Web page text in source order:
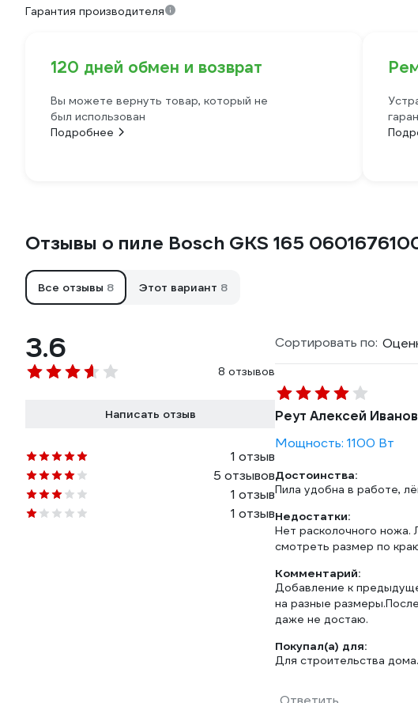
Гарантия производителя
120 дней обмен и возврат
Вы можете вернуть товар, который не
был использован
Подробнее
Отзывы о пиле Bosch GKS 165
Все отзывы 8 Этот вариант 8
3.6
8 отзывов
Написать отзыв
1 отзыв
5 отзывов
1 отзыв
1 отзыв
Сортировать по:
Реут Алексей
Мощность: 1100 Вт
Достоинства:
Пила удобна в работе,
Недостатки:
Нет расколочного ножа.
смотреть размер по
Комментарий:
Добавление к
на разные
даже не достаю.
Покупал(а) для:
Для строительства дома.